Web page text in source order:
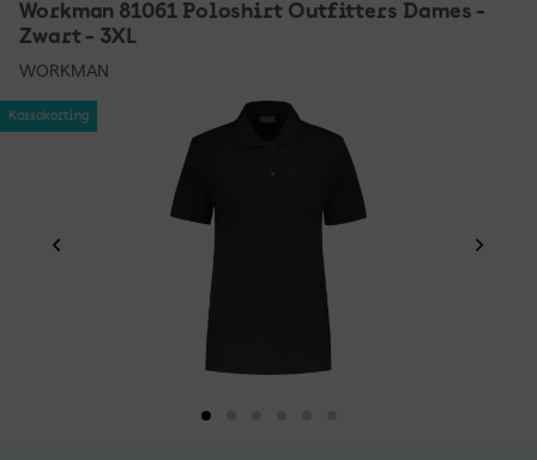
Workman 81061 Poloshirt Outfitters Dames -
Zwart - 3XL
WORKMAN
Kassakorting